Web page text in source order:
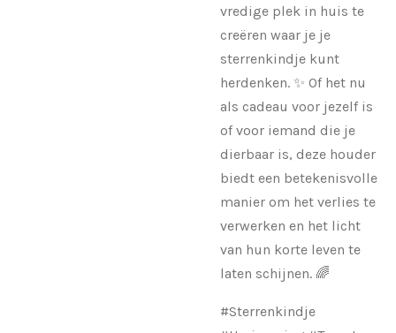
vredige plek in huis te
creëren waar je je
sterrenkindje kunt
herdenken. ✨ Of het nu
als cadeau voor jezelf is
of voor iemand die je
dierbaar is, deze houder
biedt een betekenisvolle
manier om het verlies te
verwerken en het licht
van hun korte leven te
laten schijnen. 🌈
#Sterrenkindje